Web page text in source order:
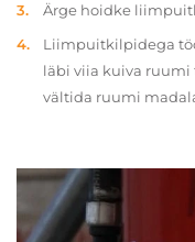
Ärge hoidke
Liimpuitkilpidega
läbi viia kuiva
vältida ruumi